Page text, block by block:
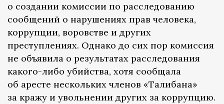
о создании комиссии по расследованию
сообщений о нарушениях прав человека,
коррупции, воровстве и других
преступлениях. Однако до сих пор комиссия
не объявила о результатах расследования
какого-либо убийства, хотя сообщала
об аресте нескольких членов «Талибана»
за кражу и увольнении других за коррупцию.